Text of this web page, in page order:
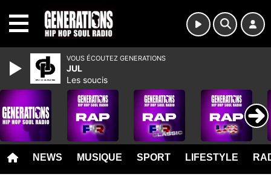
NEWS MUSIQUE SPORT LIFESTYLE
VOUS ÉCOUTEZ GENERATIONS
JUL
Les soucis